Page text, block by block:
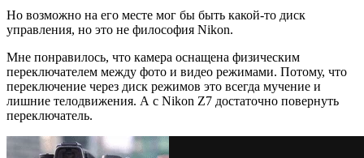
Но возможно на его месте мог бы быть какой-то диск
управления, но это не философия Nikon.
Мне понравилось, что камера оснащена физическим
переключателем между фото и видео режимами. Потому, что
переключение через диск режимов это всегда мучение и
лишние телодвижения. А с Nikon Z7 достаточно повернуть
переключатель.